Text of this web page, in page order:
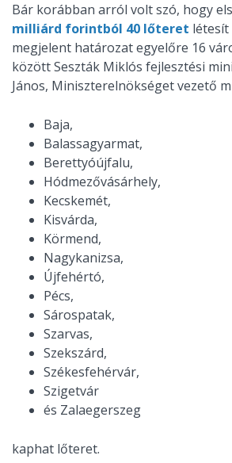
Bár korábban arról volt szó, hogy
milliárd forintból 40 lőteret létesít
megjelent határozat egyelőre 16
között Seszták Miklós fejlesztési
János, Miniszterelnökséget vezető
Baja,
Balassagyarmat,
Berettyóújfalu,
Hódmezővásárhely,
Kecskemét,
Kisvárda,
Körmend,
Nagykanizsa,
Újfehértó,
Pécs,
Sárospatak,
Szarvas,
Szekszárd,
Székesfehérvár,
Szigetvár
és Zalaegerszeg
kaphat lőteret.